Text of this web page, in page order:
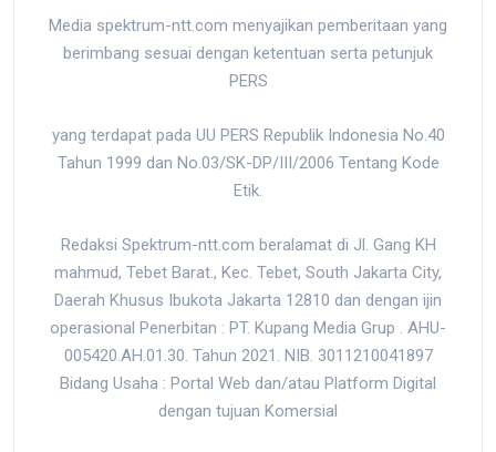
Media spektrum-ntt.com menyajikan pemberitaan yang
berimbang sesuai dengan ketentuan serta petunjuk
PERS
yang terdapat pada UU PERS Republik Indonesia No.40
Tahun 1999 dan No.03/SK-DP/III/2006 Tentang Kode
Etik.
Redaksi Spektrum-ntt.com beralamat di Jl. Gang KH
mahmud, Tebet Barat., Kec. Tebet, South Jakarta City,
Daerah Khusus Ibukota Jakarta 12810 dan dengan ijin
operasional Penerbitan : PT. Kupang Media Grup . AHU-
005420.AH.01.30. Tahun 2021. NIB. 3011210041897
Bidang Usaha : Portal Web dan/atau Platform Digital
dengan tujuan Komersial